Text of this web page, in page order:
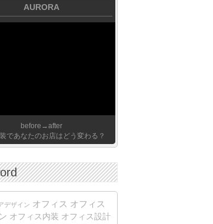
AURORA
before→after
であなたのお店はどう変わる？
デザイン オフィス オフィス
オフィス内装 オフィス設計